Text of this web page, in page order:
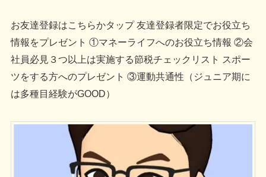
お友達登録はこちらかタップ 友達登録者限定でお役立ち
情報をプレゼント ①マネーライフへのお役立ち情報 ②会
社員必見３つ以上は実施する節税チェックリスト スポー
ツをする方へのプレゼント ③運動共通性（ジュニア期に
は多種目経験がGOOD）